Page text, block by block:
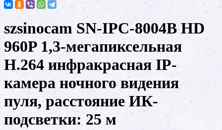
szsinocam SN-IPC-8004B HD
960P 1,3-мегапиксельная
H.264 инфракрасная IP-
камера ночного видения
пуля, расстояние ИК-
подсветки: 25 м